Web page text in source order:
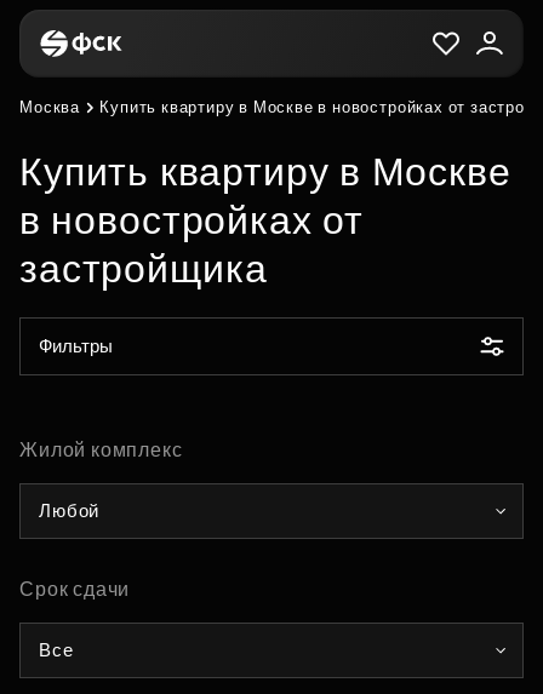
Москва Купить квартиру в Москве в новостройках от
Купить квартиру в Москве
в новостройках от
застройщика
Фильтры
Жилой комплекс
Любой
Срок сдачи
Все